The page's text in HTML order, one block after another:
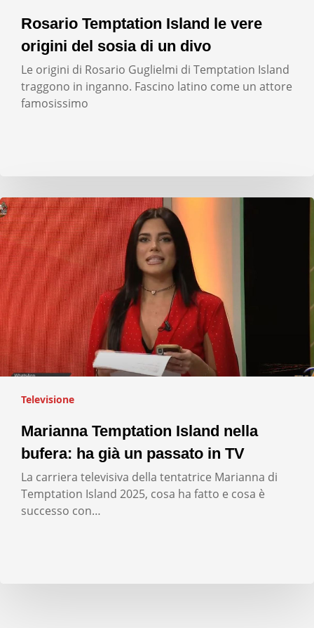
Rosario Temptation Island le vere
origini del sosia di un divo
Le origini di Rosario Guglielmi di Temptation Island
traggono in inganno. Fascino latino come un attore
famosissimo
Televisione
Marianna Temptation Island nella
bufera: ha già un passato in TV
La carriera televisiva della tentatrice Marianna di
Temptation Island 2025, cosa ha fatto e cosa è
successo con…